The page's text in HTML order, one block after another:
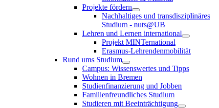
Projekte fördern
Nachhaltiges und transdisziplinäres
Studium - nuts@UB
Lehren und Lernen international
Projekt MINTernational
Erasmus-Lehrendenmobilität
Rund ums Studium
Campus: Wissenswertes und Tipps
Wohnen in Bremen
Studienfinanzierung und Jobben
Familienfreundliches Studium
Studieren mit Beeinträchtigung